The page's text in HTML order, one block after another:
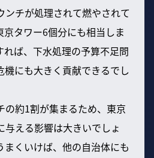
ンチが処理されて燃やされて
京タワー6個分にも相当しま
れば、下水処理の予算不足問
機にも大きく貢献できるでし
の約1割が集まるため、東京
える影響は大きいでしょ
まくいけば、他の自治体にも